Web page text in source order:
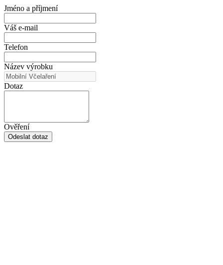
Jméno a příjmení
Váš e-mail
Telefon
Název výrobku
Dotaz
Ověření